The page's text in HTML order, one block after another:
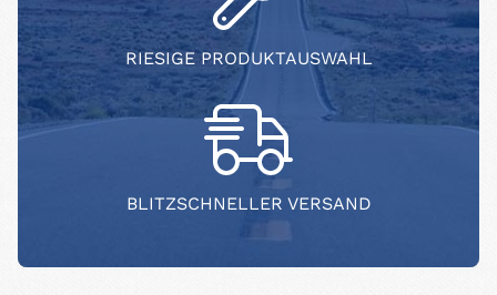
RIESIGE PRODUKTAUSWAHL
BLITZSCHNELLER VERSAND